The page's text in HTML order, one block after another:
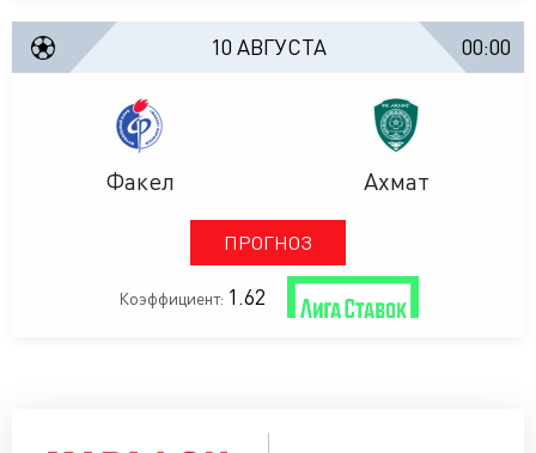
10 АВГУСТА 00:00
Факел
ПРОГНОЗ
Ахмат
Коэффициент: 1.62